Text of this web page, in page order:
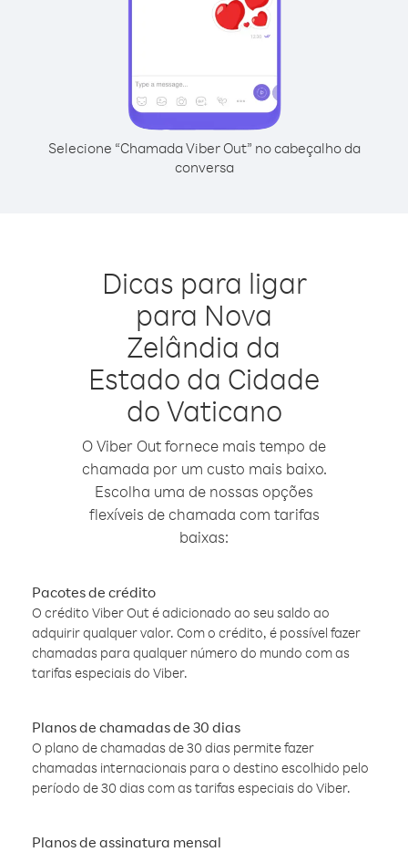
Selecione “Chamada Viber Out” no cabeçalho da
conversa
Dicas para ligar
para Nova
Zelândia da
Estado da Cidade
do Vaticano
O Viber Out fornece mais tempo de
chamada por um custo mais baixo.
Escolha uma de nossas opções
flexíveis de chamada com tarifas
baixas:
Pacotes de crédito
O crédito Viber Out é adicionado ao seu saldo ao
adquirir qualquer valor. Com o crédito, é possível fazer
chamadas para qualquer número do mundo com as
tarifas especiais do Viber.
Planos de chamadas de 30 dias
O plano de chamadas de 30 dias permite fazer
chamadas internacionais para o destino escolhido pelo
período de 30 dias com as tarifas especiais do Viber.
Planos de assinatura mensal